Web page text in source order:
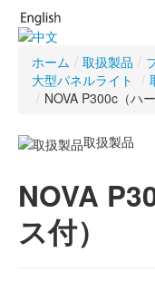
ホーム / 取扱製品 /
大型パネルライト /
/ NOVA P300c（ハ
取扱製品
NOVA
ス付）